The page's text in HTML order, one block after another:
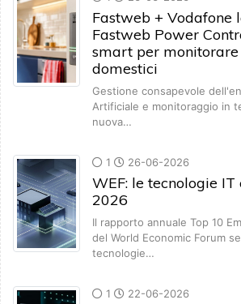
Fastweb + Vodafone
Fastweb Power
smart per
domestici
Gestione consapevole
Artificiale e monitoraggio in
nuova…
1 26-06-2026
WEF: le tecnologie
2026
Il rapporto annuale Top 10
del World Economic Forum
tecnologie…
1 22-06-2026